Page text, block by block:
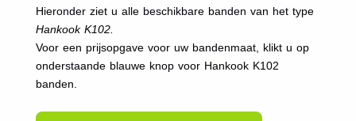
Hieronder ziet u alle beschikbare banden van het type
Hankook K102.
Voor een prijsopgave voor uw bandenmaat, klikt u op
onderstaande blauwe knop voor Hankook K102
banden.